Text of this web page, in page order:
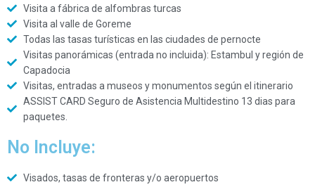
Visita a fábrica de alfombras turcas
Visita al valle de Goreme
Todas las tasas turísticas en las ciudades de pernocte
Visitas panorámicas (entrada no incluida): Estambul y región de
Capadocia
Visitas, entradas a museos y monumentos según el itinerario
ASSIST CARD Seguro de Asistencia Multidestino 13 dias para
paquetes.
No Incluye:
Visados, tasas de fronteras y/o aeropuertos